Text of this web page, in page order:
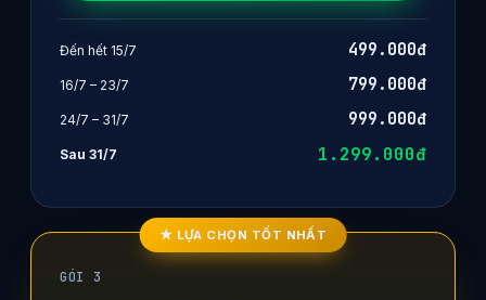
Đến hết 15/7 499.000đ
16/7 – 23/7 799.000đ
24/7 – 31/7 999.000đ
Sau 31/7 1.299.000đ
★ LỰA CHỌN TỐT NHẤT
GÓI 3